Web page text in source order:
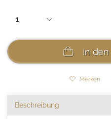
In den
Merken
Beschreibung